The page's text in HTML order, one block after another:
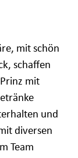
mit schön
schaffen
mit
und
diversen
Team